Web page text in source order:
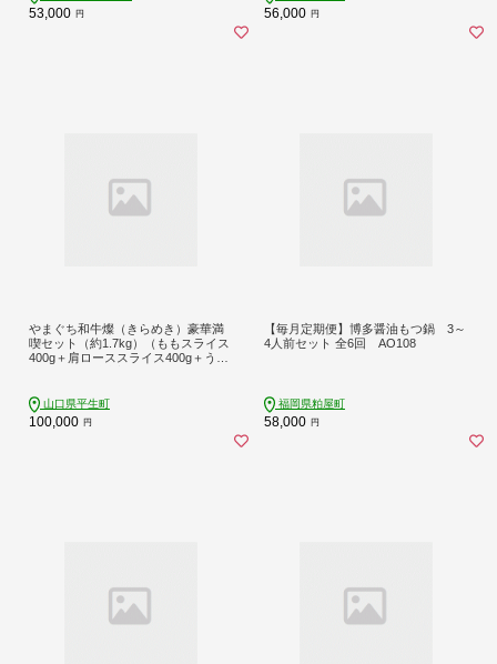
53,000 円 56,000 円
やまぐち和牛燦（きらめき）豪華満
喫セット（約1.7kg）（ももスライス
400g＋肩ローススライス400g＋うで
和牛】
山口県平生町
100,000 円
【毎月定期便】博多醤油もつ鍋 3～
4人前セット 全6回 AO108
福岡県粕屋町
58,000 円